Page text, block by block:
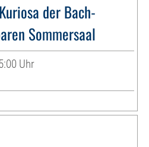
der Bach-
Sommersaal
Uhr